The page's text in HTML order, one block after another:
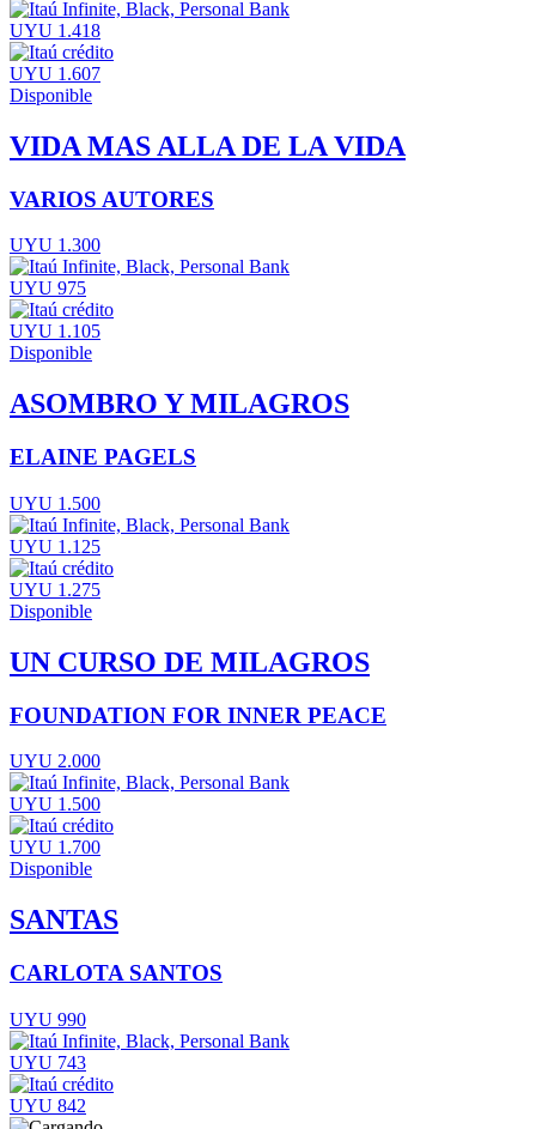
UYU 1.418
UYU 1.607
Disponible
VIDA MAS ALLA DE LA VIDA
VARIOS AUTORES
UYU 1.300
UYU 975
UYU 1.105
Disponible
ASOMBRO Y MILAGROS
ELAINE PAGELS
UYU 1.500
UYU 1.125
UYU 1.275
Disponible
UN CURSO DE MILAGROS
FOUNDATION FOR INNER PEACE
UYU 2.000
UYU 1.500
UYU 1.700
Disponible
SANTAS
CARLOTA SANTOS
UYU 990
UYU 743
UYU 842